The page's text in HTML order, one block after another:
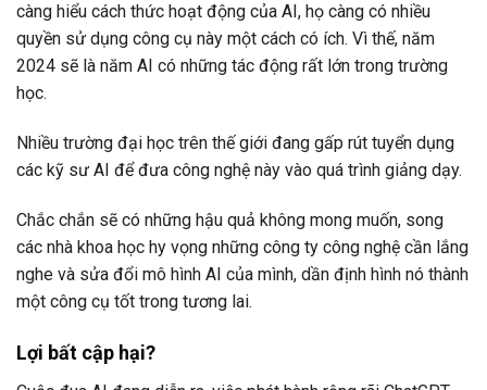
càng hiểu cách thức hoạt động của AI, họ càng có nhiều
quyền sử dụng công cụ này một cách có ích. Vì thế, năm
2024 sẽ là năm AI có những tác động rất lớn trong trường
học.
Nhiều trường đại học trên thế giới đang gấp rút tuyển dụng
các kỹ sư AI để đưa công nghệ này vào quá trình giảng dạy.
Chắc chắn sẽ có những hậu quả không mong muốn, song
các nhà khoa học hy vọng những công ty công nghệ cần lắng
nghe và sửa đổi mô hình AI của mình, dần định hình nó thành
một công cụ tốt trong tương lai.
Lợi bất cập hại?